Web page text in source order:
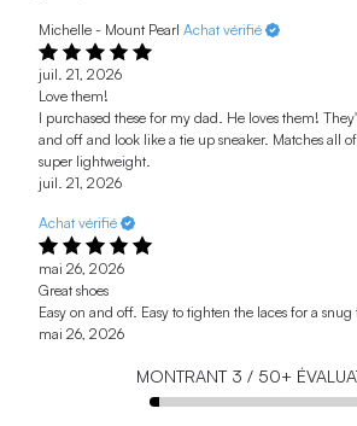
Michelle - Mount Pearl Achat vérifié
juil. 21, 2026
Love them!
I purchased these for my dad. He loves them!
and off and look like a tie up sneaker. Matches all
super lightweight.
juil. 21, 2026
Achat vérifié
mai 26, 2026
Great shoes
Easy on and off. Easy to tighten the laces for a snug
mai 26, 2026
MONTRANT 3 / 50+